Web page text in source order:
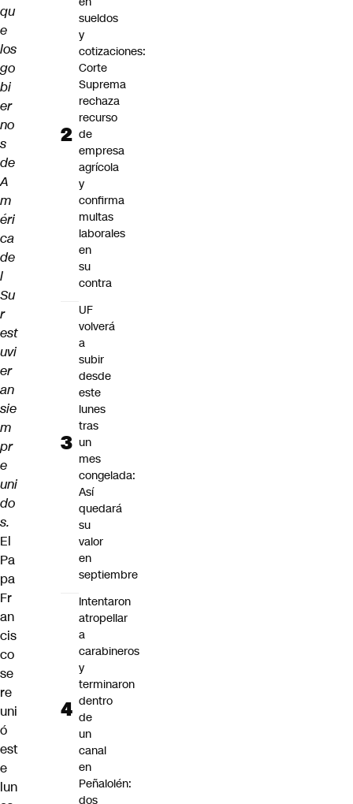
qu
e
los
go
bi
er
no
s
de
A
m
éri
ca
de
l
Su
r
est
uvi
er
an
sie
m
pr
e
uni
do
s.
El
Pa
pa
Fr
an
cis
co
se
re
uni
ó
est
e
lun
sueldos
y
cotizaciones:
Corte
Suprema
rechaza
recurso
de
empresa
agrícola
y
confirma
multas
laborales
en
su
contra
UF
volverá
a
subir
desde
este
lunes
tras
un
mes
congelada:
Así
quedará
su
valor
en
septiembre
Intentaron
atropellar
a
carabineros
y
terminaron
dentro
de
un
canal
en
Peñalolén:
dos